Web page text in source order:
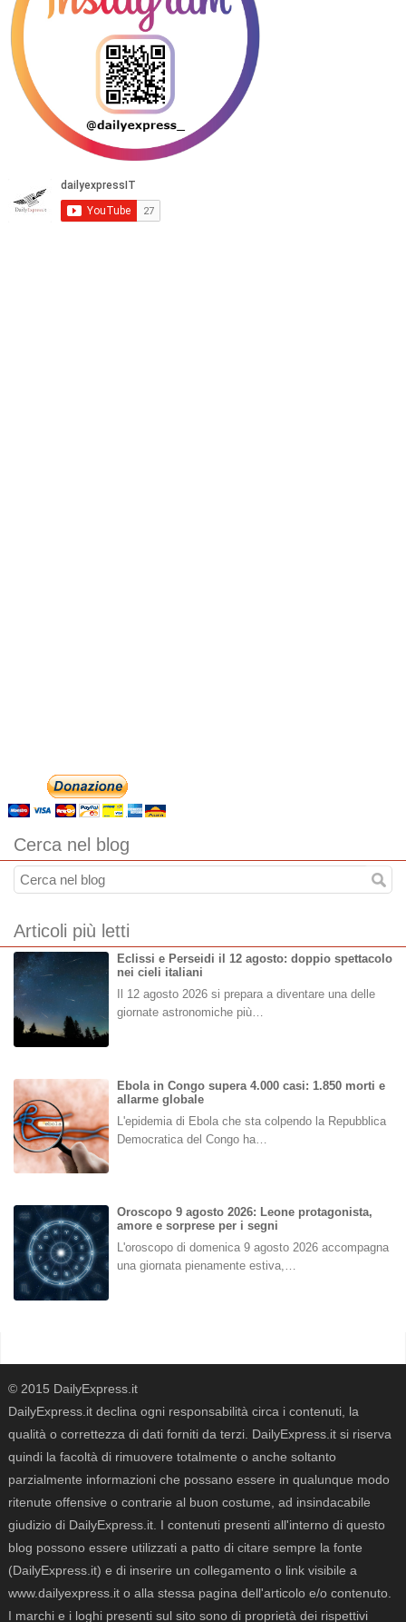
Cerca nel blog
Articoli più letti
Eclissi e Perseidi il 12 agosto: doppio spettacolo
nei cieli italiani
Il 12 agosto 2026 si prepara a diventare una delle
giornate astronomiche più…
Ebola in Congo supera 4.000 casi: 1.850 morti e
allarme globale
L'epidemia di Ebola che sta colpendo la Repubblica
Democratica del Congo ha…
Oroscopo 9 agosto 2026: Leone protagonista,
amore e sorprese per i segni
L'oroscopo di domenica 9 agosto 2026 accompagna
una giornata pienamente estiva,…
© 2015 DailyExpress.it
DailyExpress.it declina ogni responsabilità circa i contenuti, la
qualità o correttezza di dati forniti da terzi. DailyExpress.it si riserva
quindi la facoltà di rimuovere totalmente o anche soltanto
parzialmente informazioni che possano essere in qualunque modo
ritenute offensive o contrarie al buon costume, ad insindacabile
giudizio di DailyExpress.it. I contenuti presenti all'interno di questo
blog possono essere utilizzati a patto di citare sempre la fonte
(DailyExpress.it) e di inserire un collegamento o link visibile a
www.dailyexpress.it o alla stessa pagina dell'articolo e/o contenuto.
I marchi e i loghi presenti sul sito sono di proprietà dei rispettivi